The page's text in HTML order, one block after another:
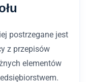
postrzegane jest
z przepisów
elementów